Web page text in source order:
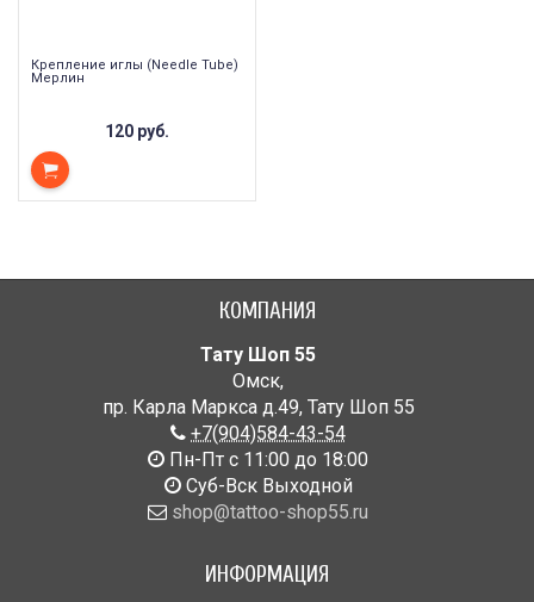
Крепление иглы (Needle Tube)
Мерлин
120 руб.
КОМПАНИЯ
Тату Шоп 55
Омск,
пр. Карла Маркса д.49, Тату Шоп 55
+7(904)584-43-54
Пн-Пт с 11:00 до 18:00
Cуб-Вск Выходной
shop@tattoo-shop55.ru
ИНФОРМАЦИЯ